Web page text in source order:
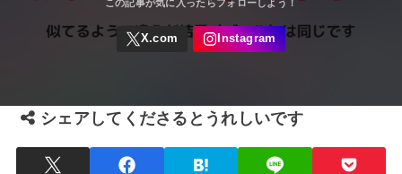
シェアしてくださるとうれしいです